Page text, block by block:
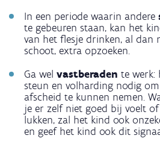
In een periode waarin andere
te gebeuren staan, kan het
van het flesje drinken, al dan
schoot, extra opzoeken.
Ga wel vastberaden te
steun en volharding nodig
afscheid te kunnen nemen.
je er zelf niet goed bij voelt
lukken, zal het kind ook
en geef het kind ook dit